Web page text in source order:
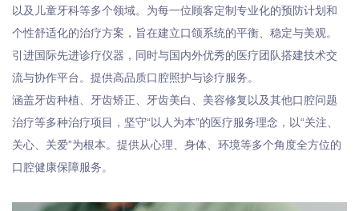
以及儿童牙科等多个领域。为每一位顾客定制专业化的预防计划和
个性舒适化的治疗方案，旨在建立口颌系统的平衡、稳定与美观。
引进国际先进诊疗仪器，同时与国内外优秀的医疗团队搭建技术交
流与协作平台。提供高品质口腔照护与诊疗服务。
涵盖牙齿种植、牙齿矫正、牙齿美白、美容修复以及其他口腔问题
治疗等多种治疗项目，坚守“以人为本”的医疗服务理念，以“关注、
关心、关爱”为根本。提供从心理、身体、环境等多个角度全方位的
口腔健康保障服务。